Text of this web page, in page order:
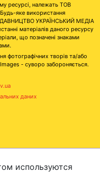
ресурсі, належать ТОВ
яке використання
УКРАЇНСЬКИЙ МЕДІА
матеріалів даного ресурсу
що позначені знаками
фотографічних творів та/або
- суворо забороняється.
даних
используются